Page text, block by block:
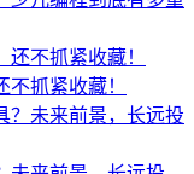
不抓紧收藏！